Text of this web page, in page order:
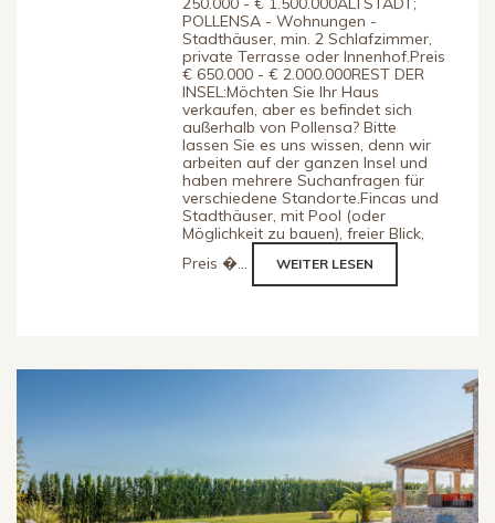
POLLENSA - Wohnungen -
Stadthäuser, min. 2 Schlafzimmer,
private Terrasse oder Innenhof.Preis
€ 650.000 - € 2.000.000REST DER
INSEL:Möchten Sie Ihr Haus
verkaufen, aber es befindet sich
außerhalb von Pollensa? Bitte
lassen Sie es uns wissen, denn wir
arbeiten auf der ganzen Insel und
haben mehrere Suchanfragen für
verschiedene Standorte.Fincas und
Stadthäuser, mit Pool (oder
Möglichkeit zu bauen), freier Blick,
Preis �...
WEITER LESEN